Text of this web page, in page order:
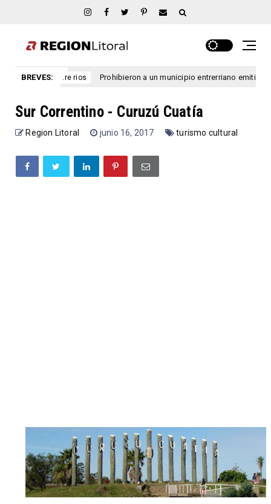
BREVES:
rios Prohibieron a un municipio entrerriano emitir nuevas licencias
Sur Correntino - Curuzú Cuatía
Region Litoral junio 16, 2017 turismo cultural